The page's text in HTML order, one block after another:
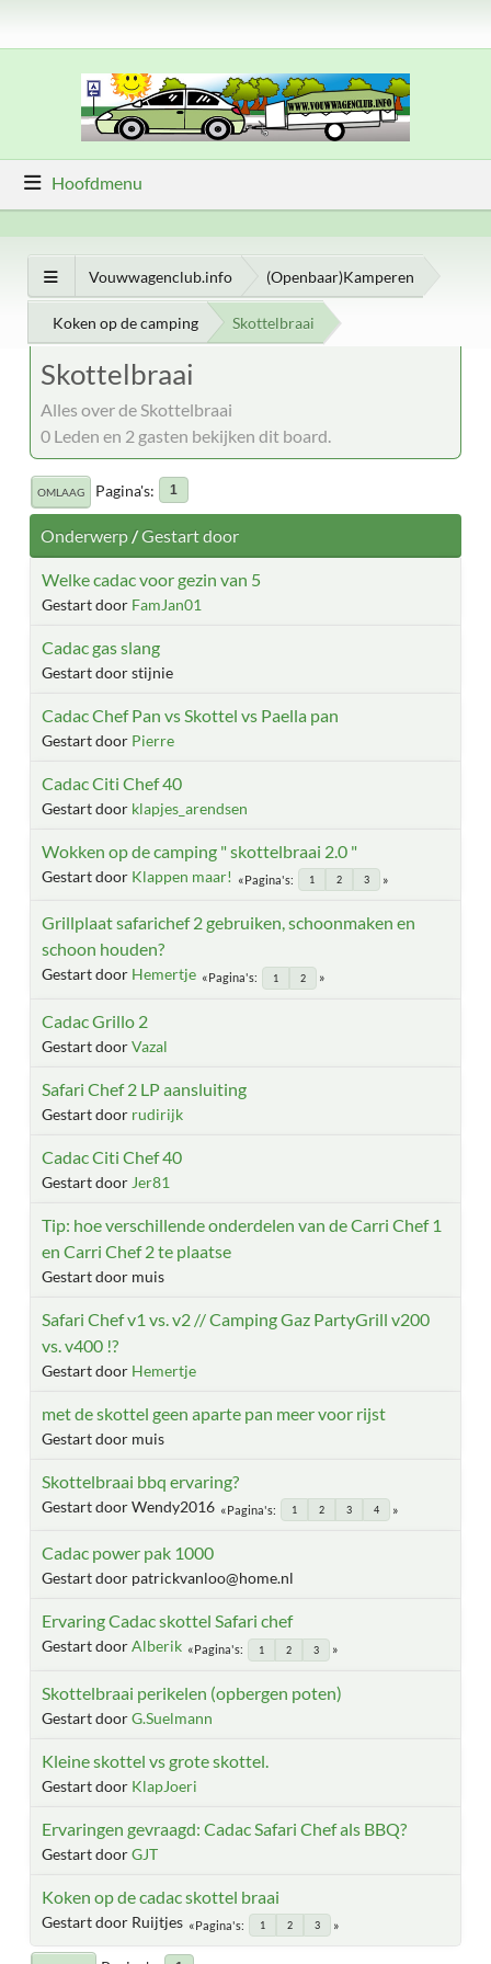
Hoofdmenu
Vouwwagenclub.info (Openbaar)Kamperen
Koken op de camping Skottelbraai
Skottelbraai
Alles over de Skottelbraai
0 Leden en 2 gasten bekijken dit board.
OMLAAG Pagina's 1
Onderwerp/Gestart door
Welke cadac voor gezin van 5
Gestart door FamJan01
Cadac gas slang
Gestart door stijnie
Cadac Chef Pan vs Skottel vs Paella pan
Gestart door Pierre
Cadac Citi Chef 40
Gestart door klapjes_arendsen
Wokken op de camping " skottelbraai 2.0 "
Gestart door Klappen maar! Pagina's 1 2 3
Grillplaat safarichef 2 gebruiken, schoonmaken en
schoon houden?
Gestart door Hemertje Pagina's 1 2
Cadac Grillo 2
Gestart doorVazal
Safari Chef 2 LP aansluiting
Gestart door rudirijk
Cadac Citi Chef 40
Gestart door Jer81
Tip: hoe verschillende onderdelen van de Carri Chef 1
en Carri Chef 2 te plaatse
Gestart door muis
Safari Chef v1 vs. v2 // Camping Gaz PartyGrill v200
vs. v400 !?
Gestart door Hemertje
met de skottel geen aparte pan meer voor rijst
Gestart door muis
Skottelbraai bbq ervaring?
Gestart door Wendy2016 Pagina's 1 2 3 4
Cadac power pak 1000
Gestart door patrickvanloo@home.nl
Ervaring Cadac skottel Safari chef
Gestart doorAlberik Pagina's 1 2 3
Skottelbraai perikelen (opbergen poten)
Gestart doorG.Suelmann
Kleine skottel vs grote skottel.
Gestart door KlapJoeri
Ervaringen gevraagd: Cadac Safari Chef als BBQ?
Gestart doorGJT
Koken op de cadac skottel braai
Gestart door Ruijtjes Pagina's 1 2 3